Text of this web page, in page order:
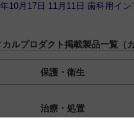
10月17日 11月11日 歯科用イ
カルプロダクト掲載製品一覧（
保護・衛生
治療・処置